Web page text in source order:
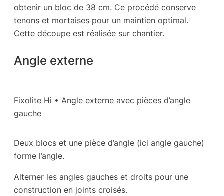
obtenir un bloc de 38 cm. Ce procédé conserve
tenons et mortaises pour un maintien optimal.
Cette découpe est réalisée sur chantier.
Angle externe
Fixolite Hi • Angle externe avec pièces d’angle
gauche
Deux blocs et une pièce d’angle (ici angle gauche)
forme l’angle.
Alterner les angles gauches et droits pour une
construction en joints croisés.